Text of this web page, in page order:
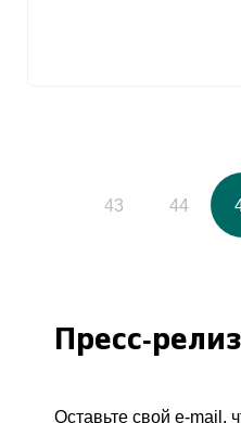
43 44
Пресс-
Оставьте свой e-mail,